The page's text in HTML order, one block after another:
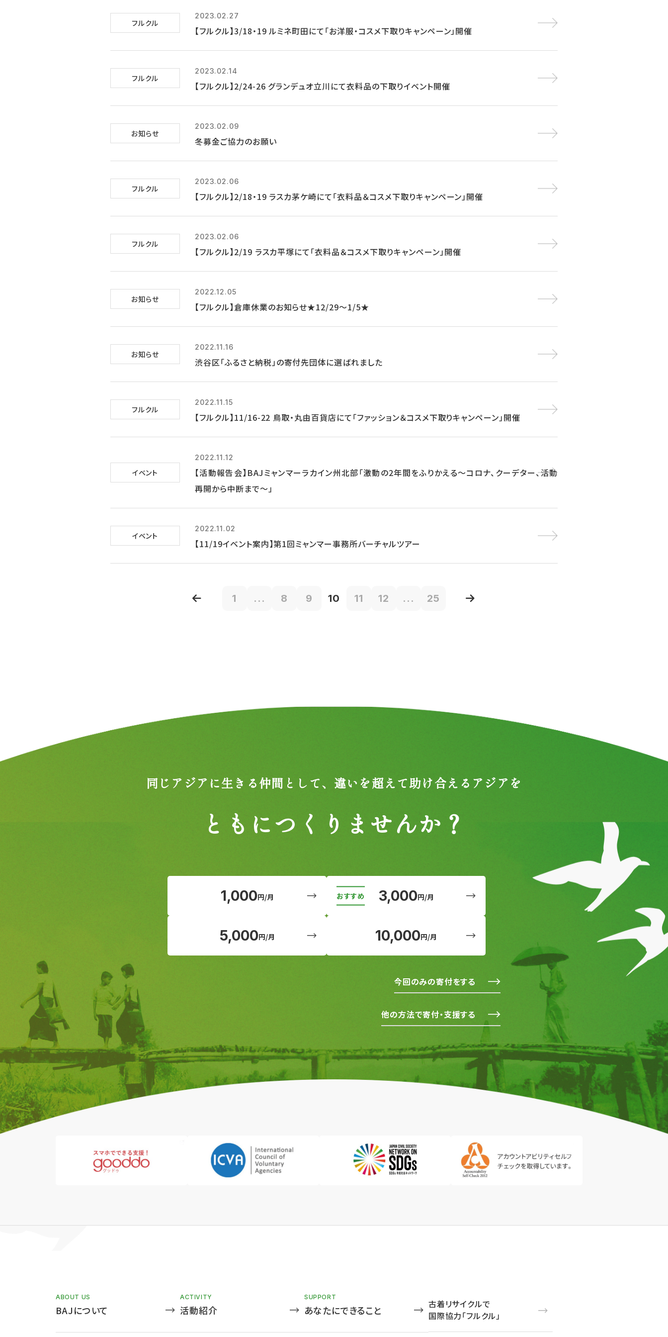
フルクル
2023.02.27
【フルクル】3/18・19 ルミネ町田にて「お洋服・コスメ下取りキャンペーン」開催
フルクル
2023.02.14
【フルクル】2/24-26 グランデュオ立川にて衣料品の下取りイベント開催
お知らせ
2023.02.09
冬募金ご協力のお願い
フルクル
2023.02.06
【フルクル】2/18・19 ラスカ茅ケ崎にて「衣料品＆コスメ下取りキャンペーン」開催
フルクル
2023.02.06
【フルクル】2/19 ラスカ平塚にて「衣料品＆コスメ下取りキャンペーン」開催
お知らせ
2022.12.05
【フルクル】倉庫休業のお知らせ★12/29～1/5★
お知らせ
2022.11.16
渋谷区「ふるさと納税」の寄付先団体に選ばれました
フルクル
2022.11.15
【フルクル】11/16-22 鳥取・丸由百貨店にて「ファッション＆コスメ下取りキャンペーン」開催
イベント
2022.11.12
【活動報告会】BAJミャンマーラカイン州北部「激動の2年間をふりかえる～コロナ、クーデター、活動
再開から中断まで～」
イベント
2022.11.02
【11/19イベント案内】第1回ミャンマー事務所バーチャルツアー
1 ... 8 9 10 11 12 ... 25
同じアジアに生きる仲間として、 違いを超えて助け合えるアジアを
ともにつくりませんか？
1,000円/月 3,000円/月
5,000円/月 10,000円/月
今回のみの寄付をする
他の方法で寄付・支援する
ABOUT US
BAJについて
ACTIVITY
活動紹介
SUPPORT
あなたにできること
古着リサイクルで
国際協力「フルクル」